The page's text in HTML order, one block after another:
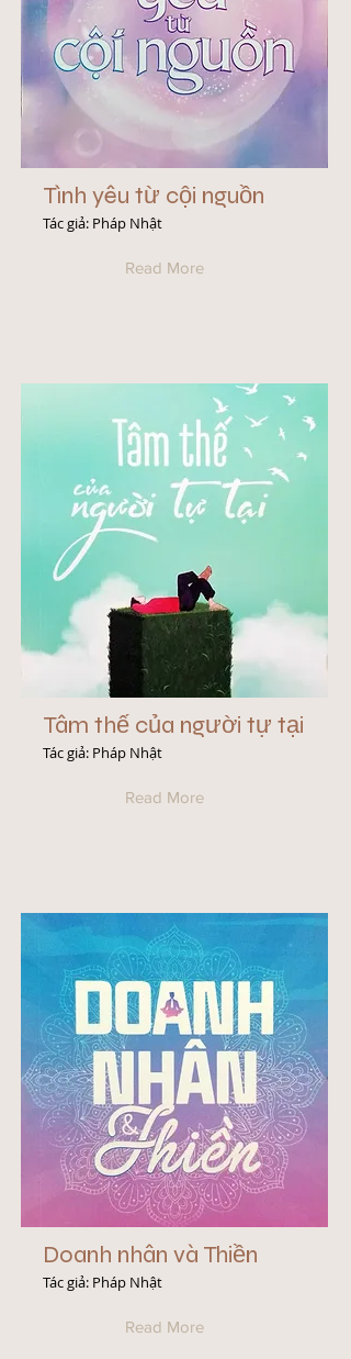
Tình yêu từ cội nguồn
Tác giả: Pháp Nhật
Read More
Tâm thế của người tự tại
Tác giả: Pháp Nhật
Read More
Doanh nhân và Thiền
Tác giả: Pháp Nhật
Read More